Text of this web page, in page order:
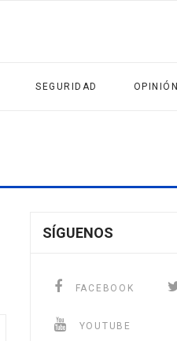
SEGURIDAD OPINIÓN
SÍGUENOS
FACEBOOK
YOUTUBE